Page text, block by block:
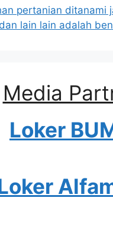
pertanian ditanami
lain lain adalah
Media
Loker